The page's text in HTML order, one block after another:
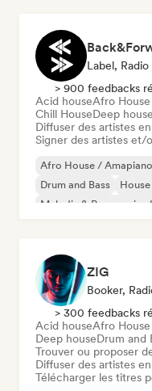
Label, Radio
> 900 feedbacks
Acid houseAfro
Chill HouseDeep house
Diffuser des artistes
Signer des artistes et/
Afro House / Amapiano
Drum and Bass
Melodic & Progressive
ZIG
Booker,
> 300 feedbacks
Acid houseAfro
Deep houseDrum and
Trouver ou proposer
Diffuser des artistes
Télécharger les titres